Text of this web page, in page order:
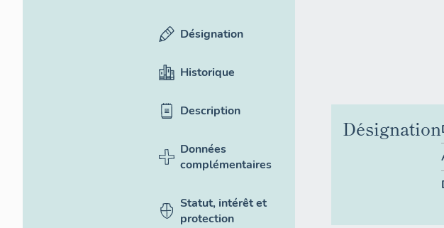
Désignation
Historique
Description
Données
complémentaires
Statut, intérêt et
protection
Désignation